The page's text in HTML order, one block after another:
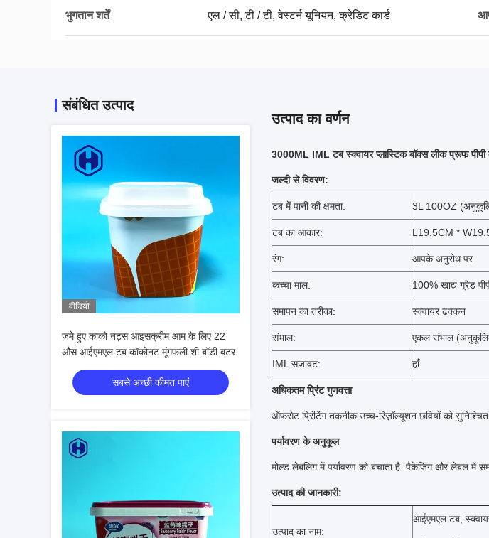
भुगतान शर्तें एल / सी, टी / टी, वेस्टर्न यूनियन, क्रेडिट कार्ड
संबंधित उत्पाद
वीडियो
जमे हुए काको नट्स आइसक्रीम आम के लिए 22
औंस आईएमएल टब कॉकोनट मूंगफली शी बॉडी बटर
सबसे अच्छी कीमत पाएं
उत्पाद का वर्णन
3000ML IML टब स्क्वायर प्लास्टिक बॉक्स लीक प्रूफ
जल्दी से विवरण:
टब में पानी की क्षमता: 3L 100OZ
टब का आकार: L19.5CM *
रंग: आपके अनुरोध पर
कच्चा माल: 100% खाद्य ग्रेड
समापन का तरीका: स्क्वायर ढक्कन
संभाल: एकल संभाल
IML सजावट: हाँ
अधिकतम प्रिंट गुणवत्ता
ऑफसेट प्रिंटिंग तकनीक उच्च-रिज़ॉल्यूशन छवियों को
पर्यावरण के अनुकूल
मोल्ड लेबलिंग में पर्यावरण को बचाता है: पैकेजिंग और लेबल में
उत्पाद की जानकारी:
उत्पाद का नाम:
आईएमएल टब,